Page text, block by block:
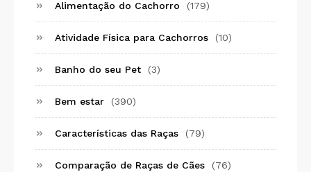
Alimentação do Cachorro (179)
Atividade Física para Cachorros (10)
Banho do seu Pet (3)
Bem estar (390)
Características das Raças (79)
Comparação de Raças de Cães (76)